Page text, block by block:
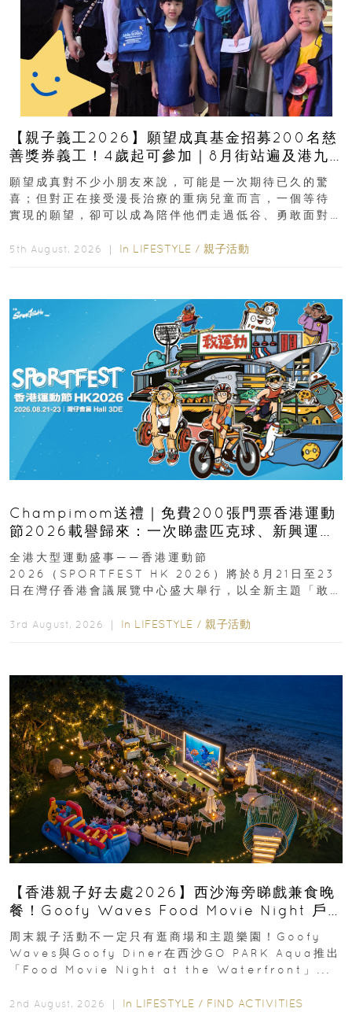
【親子義工2026】願望成真基金招募200名慈
善獎券義工！4歲起可參加｜8月街站遍及港九
新界
願望成真對不少小朋友來說，可能是一次期待已久的驚
喜；但對正在接受漫長治療的重病兒童而言，一個等待
實現的願望，卻可以成為陪伴他們走過低谷、勇敢面對
5th August, 2026 ｜ In LIFESTYLE / 親子活動
Champimom送禮｜免費200張門票香港運動
節2026載譽歸來：一次睇盡匹克球、新興運
動、街舞比賽＋逾百運動品牌展覽
全港大型運動盛事——香港運動節
2026（SPORTFEST HK 2026）將於8月21日至23
日在灣仔香港會議展覽中心盛大舉行，以全新主題「敢
3rd August, 2026 ｜ In LIFESTYLE / 親子活動
【香港親子好去處2026】西沙海旁睇戲兼食晚
餐！Goofy Waves Food Movie Night 戶
外影院逢週末登場
周末親子活動不一定只有逛商場和主題樂園！Goofy
Waves與Goofy Diner在西沙GO PARK Aqua推出
「Food Movie Night at the Waterfront」...
2nd August, 2026 ｜ In LIFESTYLE / FIND ACTIVITIES